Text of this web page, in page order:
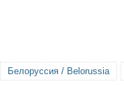
Белоруссия / Belorussia